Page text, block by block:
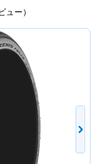
ュー）